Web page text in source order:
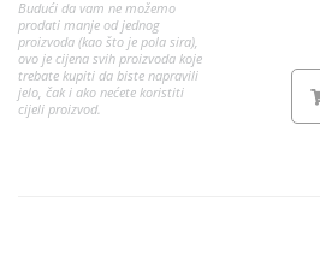
Budući da vam ne možemo
prodati manje od jednog
proizvoda (kao što je pola sira),
ovo je cijena svih proizvoda koje
trebate kupiti da biste napravili
jelo, čak i ako nećete koristiti
cijeli proizvod.